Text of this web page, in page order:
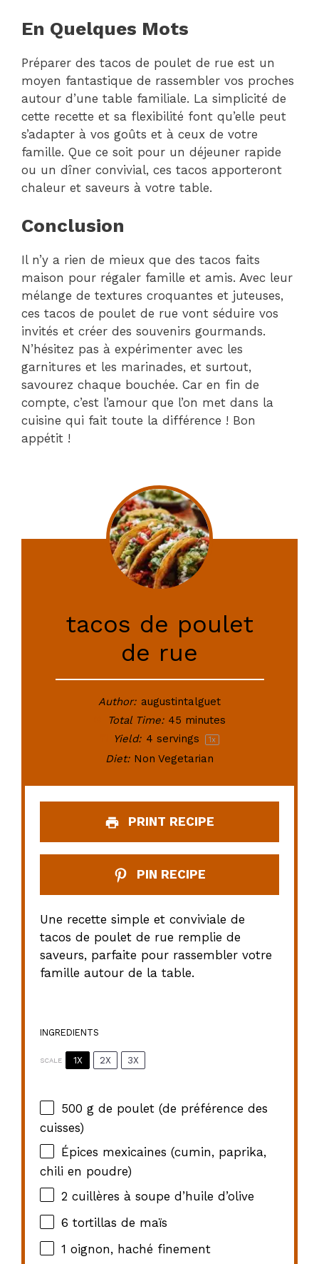
En Quelques Mots
Préparer des tacos de poulet de rue est un
moyen fantastique de rassembler vos proches
autour d’une table familiale. La simplicité de
cette recette et sa flexibilité font qu’elle peut
s’adapter à vos goûts et à ceux de votre
famille. Que ce soit pour un déjeuner rapide
ou un dîner convivial, ces tacos apporteront
chaleur et saveurs à votre table.
Conclusion
Il n’y a rien de mieux que des tacos faits
maison pour régaler famille et amis. Avec leur
mélange de textures croquantes et juteuses,
ces tacos de poulet de rue vont séduire vos
invités et créer des souvenirs gourmands.
N’hésitez pas à expérimenter avec les
garnitures et les marinades, et surtout,
savourez chaque bouchée. Car en fin de
compte, c’est l’amour que l’on met dans la
cuisine qui fait toute la différence ! Bon
appétit !
tacos de poulet
de rue
Author: augustintalguet
Total Time: 45 minutes
Yield: 4 servings 1x
Diet: Non Vegetarian
PRINT RECIPE
PIN RECIPE
Une recette simple et conviviale de
tacos de poulet de rue remplie de
saveurs, parfaite pour rassembler votre
famille autour de la table.
INGREDIENTS
SCALE 1X 2X 3X
500 g de poulet (de préférence des
cuisses)
Épices mexicaines (cumin, paprika,
chili en poudre)
2 cuillères à soupe d’huile d’olive
6 tortillas de maïs
1 oignon, haché finement